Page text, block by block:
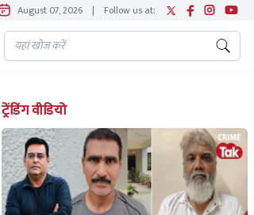
August 07, 2026 | Follow us at:
ट्रेंडिंग वीडियो